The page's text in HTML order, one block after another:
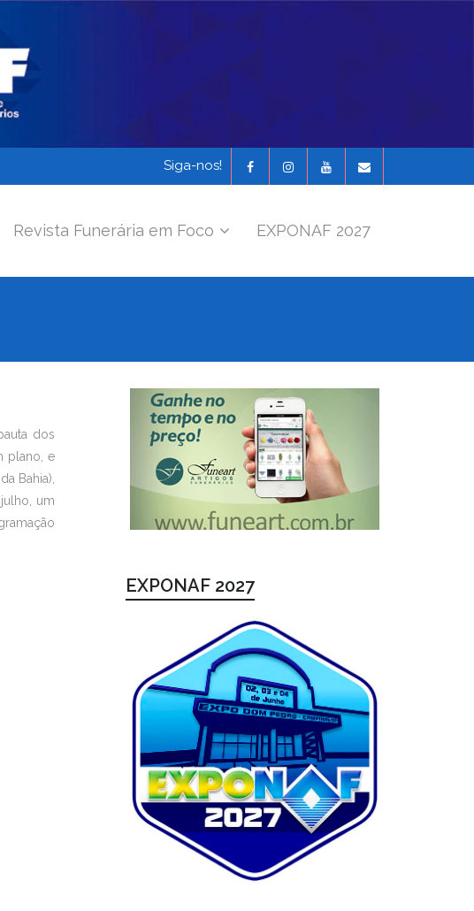
Siga-nos!
Revista Funerária em Foco EXPONAF 2027
dos
plano, e
Bahia),
um
EXPONAF 2027